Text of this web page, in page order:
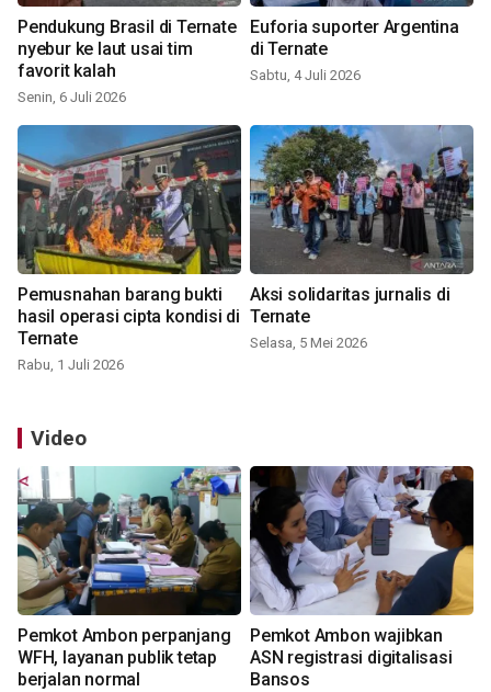
Pendukung Brasil di Ternate
nyebur ke laut usai tim
favorit kalah
Senin, 6 Juli 2026
Euforia suporter Argentina
di Ternate
Sabtu, 4 Juli 2026
Pemusnahan barang bukti
hasil operasi cipta kondisi di
Ternate
Rabu, 1 Juli 2026
Aksi solidaritas jurnalis di
Ternate
Selasa, 5 Mei 2026
Video
Pemkot Ambon perpanjang
WFH, layanan publik tetap
berjalan normal
Pemkot Ambon wajibkan
ASN registrasi digitalisasi
Bansos